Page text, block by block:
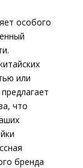
особого
или
что
бренда